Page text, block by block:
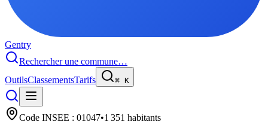
Gentry
Rechercher une commune…
OutilsClassementsTarifs ⌘ K
Code INSEE : 01047•1 351 habitants